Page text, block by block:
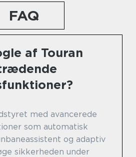
FAQ
af Touran
med avancerede
som automatisk
og adaptiv
sikkerheden under